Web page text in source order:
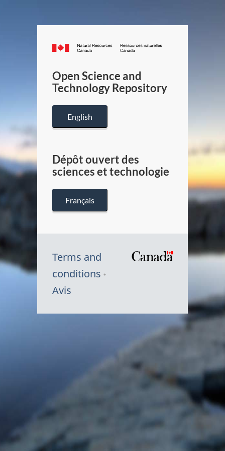
Canada.ca
/
Canada
Open Science and
Technology Repository
English
Dépôt ouvert des
sciences et technologie
Français
Terms and
conditions
Avis
du